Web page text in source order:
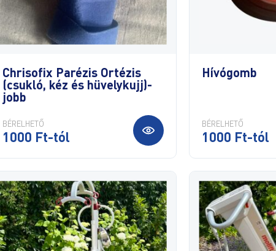
Chrisofix Parézis Ortézis
(csukló, kéz és hüvelykujj)-
jobb
BÉRELHETŐ
1000 Ft-tól
Hívógomb
BÉRELHETŐ
1000 Ft-tól